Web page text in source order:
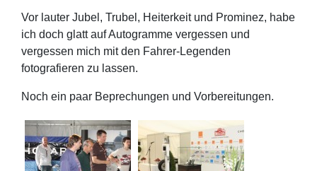
Vor lauter Jubel, Trubel, Heiterkeit und Prominez, habe
ich doch glatt auf Autogramme vergessen und
vergessen mich mit den Fahrer-Legenden
fotografieren zu lassen.
Noch ein paar Beprechungen und Vorbereitungen.